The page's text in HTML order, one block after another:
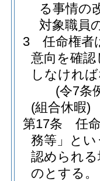
る事情の
対象職員
3
任命権者
意向を確
しなけれ
(令7条
(組合休暇)
第17条
任
務等」とい
認められ
のとする。